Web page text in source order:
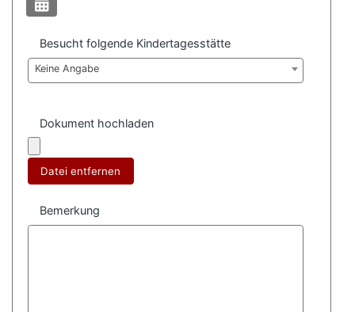
Besucht folgende Kindertagesstätte
Keine Angabe
Dokument hochladen
Datei entfernen
Bemerkung